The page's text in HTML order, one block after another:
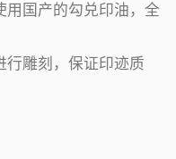
用国产的勾兑印油，全
行雕刻，保证印迹质